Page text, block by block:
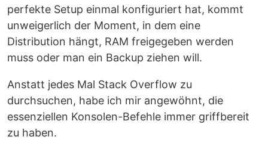
perfekte Setup einmal konfiguriert hat, kommt
unweigerlich der Moment, in dem eine
Distribution hängt, RAM freigegeben werden
muss oder man ein Backup ziehen will.
Anstatt jedes Mal Stack Overflow zu
durchsuchen, habe ich mir angewöhnt, die
essenziellen Konsolen-Befehle immer griffbereit
zu haben.